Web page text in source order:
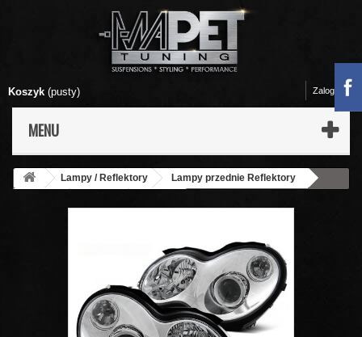
Koszyk (pusty)
MENU
Zaloguj się
Lampy / Reflektory
Lampy przednie Reflektory